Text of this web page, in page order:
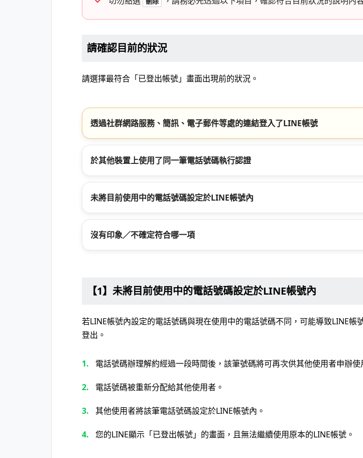
請確認目前的狀況
請選擇最符合「已登出帳號」畫面出現前的狀況。
透過社群網路服務、簡訊、電子郵件等處的連結登入了LINE帳號
於其他裝置上使用了同一筆電話號碼執行認證
未將目前使用中的電話號碼設定於LINE帳號內
沒有印象／不確定符合哪一項
【1】未將目前使用中的電話號碼設定於LINE帳號內
若LINE帳號內設定的電話號碼與現在使用中的電話號碼不同，可能導致LINE帳
登出。
電話號碼辦理解約經過一段時間後，該筆號碼將可再次供其他使用者申辦使
電話號碼被重新分配給其他使用者。
其他使用者將該筆電話號碼設定於LINE帳號內。
您的LINE顯示「已登出帳號」的畫面，且無法繼續使用原本的LINE帳號。